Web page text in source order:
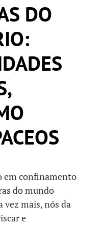
DO
em confinamento
do mundo
vez mais, nós da
e